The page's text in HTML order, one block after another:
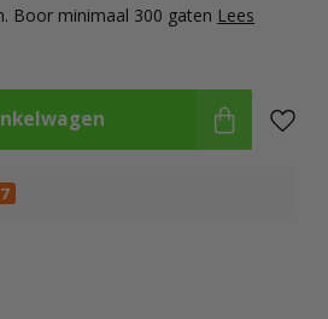
Boor minimaal 300 gaten Lees